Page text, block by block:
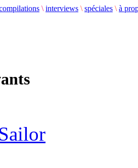
\ interviews \ spéciales \ à